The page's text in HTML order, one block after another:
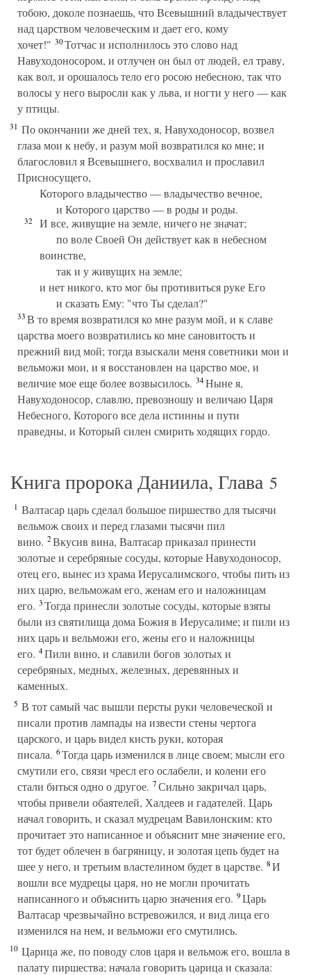
тобою, доколе познаешь, что Всевышний владычествует
над царством человеческим и дает его, кому
хочет!" 30Тотчас и исполнилось это слово над
Навуходоносором, и отлучен он был от людей, ел траву,
как вол, и орошалось тело его росою небесною, так что
волосы у него выросли как у льва, и ногти у него — как
у птицы.
31 По окончании же дней тех, я, Навуходоносор, возвел
глаза мои к небу, и разум мой возвратился ко мне; и
благословил я Всевышнего, восхвалил и прославил
Присносущего,
Которого владычество — владычество вечное,
и Которого царство — в роды и роды.
32
И все, живущие на земле, ничего не значат;
по воле Своей Он действует как в небесном
воинстве,
так и у живущих на земле;
и нет никого, кто мог бы противиться руке Его
и сказать Ему: "что Ты сделал?"
33В то время возвратился ко мне разум мой, и к славе
царства моего возвратились ко мне сановитость и
прежний вид мой; тогда взыскали меня советники мои и
вельможи мои, и я восстановлен на царство мое, и
величие мое еще более возвысилось. 34Ныне я,
Навуходоносор, славлю, превозношу и величаю Царя
Небесного, Которого все дела истинны и пути
праведны, и Который силен смирить ходящих гордо.
Книга пророка Даниила, Глава 5
1 Валтасар царь сделал большое пиршество для тысячи
вельмож своих и перед глазами тысячи пил
вино. 2Вкусив вина, Валтасар приказал принести
золотые и серебряные сосуды, которые Навуходоносор,
отец его, вынес из храма Иерусалимского, чтобы пить из
них царю, вельможам его, женам его и наложницам
его. 3Тогда принесли золотые сосуды, которые взяты
были из святилища дома Божия в Иерусалиме; и пили из
них царь и вельможи его, жены его и наложницы
его. 4Пили вино, и славили богов золотых и
серебряных, медных, железных, деревянных и
каменных.
5 В тот самый час вышли персты руки человеческой и
писали против лампады на извести стены чертога
царского, и царь видел кисть руки, которая
писала. 6Тогда царь изменился в лице своем; мысли его
смутили его, связи чресл его ослабели, и колени его
стали биться одно о другое. 7Сильно закричал царь,
чтобы привели обаятелей, Халдеев и гадателей. Царь
начал говорить, и сказал мудрецам Вавилонским: кто
прочитает это написанное и объяснит мне значение его,
тот будет облечен в багряницу, и золотая цепь будет на
шее у него, и третьим властелином будет в царстве. 8И
вошли все мудрецы царя, но не могли прочитать
написанного и объяснить царю значения его. 9Царь
Валтасар чрезвычайно встревожился, и вид лица его
изменился на нем, и вельможи его смутились.
10 Царица же, по поводу слов царя и вельмож его, вошла в
палату пиршества; начала говорить царица и сказала: